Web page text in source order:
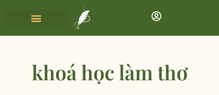
khoá học làm thơ